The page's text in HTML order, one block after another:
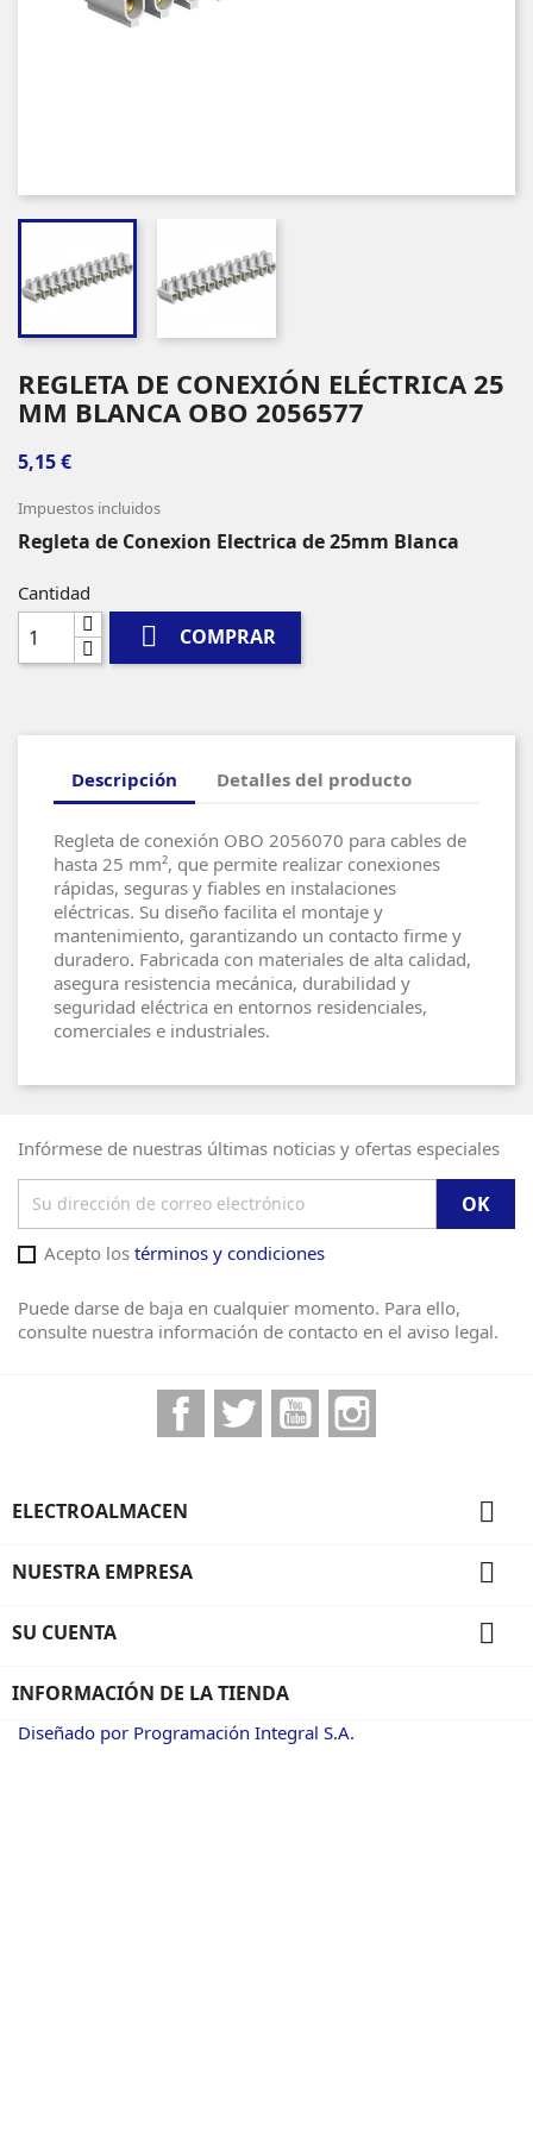
REGLETA DE CONEXIÓN ELÉCTRICA 25
MM BLANCA OBO 2056577
5,15 €
Impuestos incluidos
Regleta de Conexion Electrica de 25mm Blanca
Cantidad
 COMPRAR
Descripción Detalles del producto
Regleta de conexión OBO 2056070 para cables de
hasta 25 mm², que permite realizar conexiones
rápidas, seguras y fiables en instalaciones
eléctricas. Su diseño facilita el montaje y
mantenimiento, garantizando un contacto firme y
duradero. Fabricada con materiales de alta calidad,
asegura resistencia mecánica, durabilidad y
seguridad eléctrica en entornos residenciales,
comerciales e industriales.
Infórmese de nuestras últimas noticias y ofertas especiales
Acepto los términos y condiciones
Puede darse de baja en cualquier momento. Para ello,
consulte nuestra información de contacto en el aviso legal.
FacebookTwitter YouTube
ELECTROALMACEN 
NUESTRA EMPRESA 
SU CUENTA 
INFORMACIÓN DE LA TIENDA
Diseñado por Programación Integral S.A.